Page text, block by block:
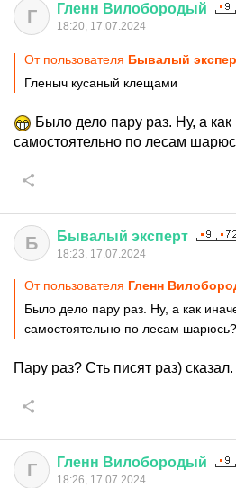
Г Гленн Вилобородый
18:20, 17.07.2024
От пользователя Бывалый
Гленыч кусаный клещами
Было дело пару раз. Ну, а как
самостоятельно по лесам
Б Бывалый эксперт
18:23, 17.07.2024
От пользователя Гленн
Было дело пару раз. Ну, а как
самостоятельно по лесам шарюсь?
Пару раз? Сть писят раз)
Г Гленн Вилобородый
18:26, 17.07.2024